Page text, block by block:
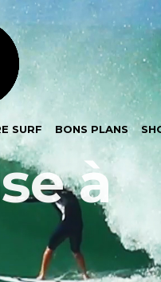
SURF BONS PLANS
à